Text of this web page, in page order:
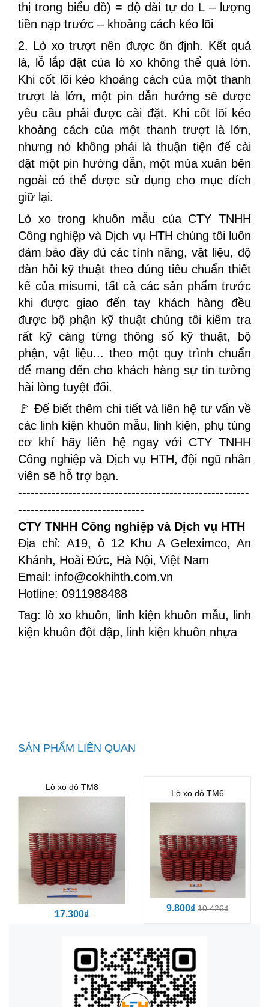
thị trong biểu đồ) = độ dài tự do L – lượng
tiền nạp trước – khoảng cách kéo lõi
2. Lò xo trượt nên được ổn định. Kết quả
là, lỗ lắp đặt của lò xo không thể quá lớn.
Khi cốt lõi kéo khoảng cách của một thanh
trượt là lớn, một pin dẫn hướng sẽ được
yêu cầu phải được cài đặt. Khi cốt lõi kéo
khoảng cách của một thanh trượt là lớn,
nhưng nó không phải là thuận tiện để cài
đặt một pin hướng dẫn, một mùa xuân bên
ngoài có thể được sử dụng cho mục đích
giữ lại.
Lò xo trong khuôn mẫu của CTY TNHH
Công nghiệp và Dịch vụ HTH chúng tôi luôn
đảm bảo đầy đủ các tính năng, vật liệu, độ
đàn hồi kỹ thuật theo đúng tiêu chuẩn thiết
kế của misumi, tất cả các sản phẩm trước
khi được giao đến tay khách hàng đều
được bộ phận kỹ thuật chúng tôi kiểm tra
rất kỹ càng từng thông số kỹ thuật, bộ
phận, vật liệu... theo một quy trình chuẩn
để mang đến cho khách hàng sự tin tưởng
hài lòng tuyệt đối.
🚩 Để biết thêm chi tiết và liên hệ tư vấn về
các linh kiện khuôn mẫu, linh kiện, phụ tùng
cơ khí hãy liên hệ ngay với CTY TNHH
Công nghiệp và Dịch vụ HTH, đội ngũ nhân
viên sẽ hỗ trợ bạn.
-------------------------------------------------------
------------------------------
CTY TNHH Công nghiệp và Dịch vụ HTH
Địa chỉ: A19, ô 12 Khu A Geleximco, An
Khánh, Hoài Đức, Hà Nội, Việt Nam
Email: info@cokhihth.com.vn
Hotline: 0911988488
Tag: lò xo khuôn, linh kiện khuôn mẫu, linh
kiện khuôn đột dập, linh kiện khuôn nhựa
SẢN PHẨM LIÊN QUAN
Lò xo đỏ TM8
17.300₫
Lò xo đỏ TM6
9.800₫ 10.426₫